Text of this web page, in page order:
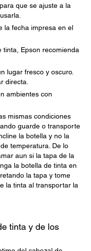
que se ajuste a la
la fecha impresa en el
tinta, Epson recomienda
lugar fresco y oscuro.
directa.
ambientes con
mismas condiciones
guarde o transporte
la botella y no la
temperatura. De lo
aun si la tapa de la
la botella de tinta en
la tapa y tome
la tinta al transportar la
tinta y de los